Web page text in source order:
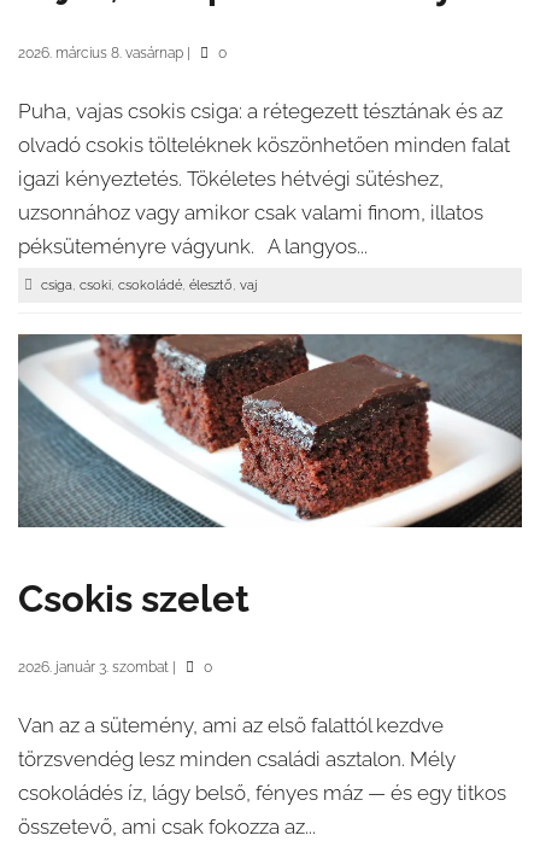
2026. március 8. vasárnap 0
Puha, vajas csokis csiga: a rétegezett tésztának és az
olvadó csokis tölteléknek köszönhetően minden falat
igazi kényeztetés. Tökéletes hétvégi sütéshez,
uzsonnához vagy amikor csak valami finom, illatos
péksüteményre vágyunk. A langyos...
csiga, csoki, csokoládé, élesztő, vaj
Csokis szelet
2026. január 3. szombat 0
Van az a sütemény, ami az első falattól kezdve
törzsvendég lesz minden családi asztalon. Mély
csokoládés íz, lágy belső, fényes máz — és egy titkos
összetevő, ami csak fokozza az...